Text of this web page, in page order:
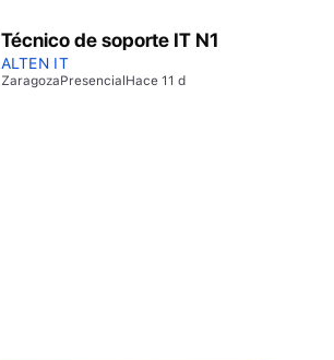
Técnico de soporte IT N1
ALTEN IT
ZaragozaPresencialHace 11 d